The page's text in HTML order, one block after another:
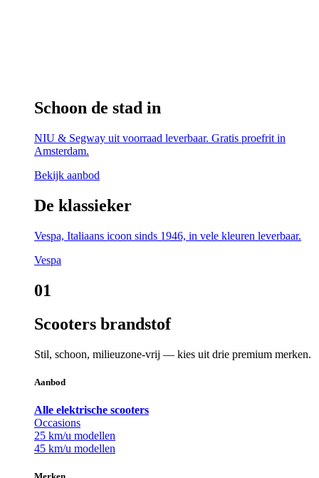
Schoon de stad in
NIU & Segway uit voorraad leverbaar. Gratis proefrit in
Amsterdam.
Bekijk aanbod
De klassieker
Vespa, Italiaans icoon sinds 1946, in vele kleuren leverbaar.
Vespa
01
Scooters brandstof
Stil, schoon, milieuzone-vrij — kies uit drie premium merken.
Aanbod
Alle elektrische scooters
Occasions
25 km/u modellen
45 km/u modellen